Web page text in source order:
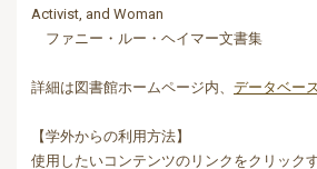
Activist, and Woman
ファニー・ルー・ヘイマー文書集
詳細は図書館ホームページ内、 データベー
【学外からの利用方法】
使用したいコンテンツのリンクをクリック